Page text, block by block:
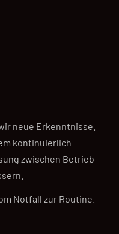
neue Erkenntnisse.
kontinuierlich
zwischen Betrieb
Notfall zur Routine.